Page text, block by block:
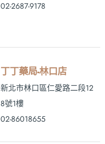
02-2687-9178
丁丁藥局-林口店
新北市林口區仁愛路二段12
8號1樓
02-86018655